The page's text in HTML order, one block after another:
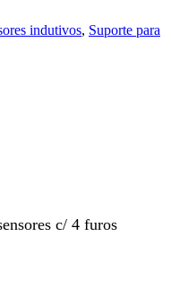
indutivos, Suporte para
c/ 4 furos